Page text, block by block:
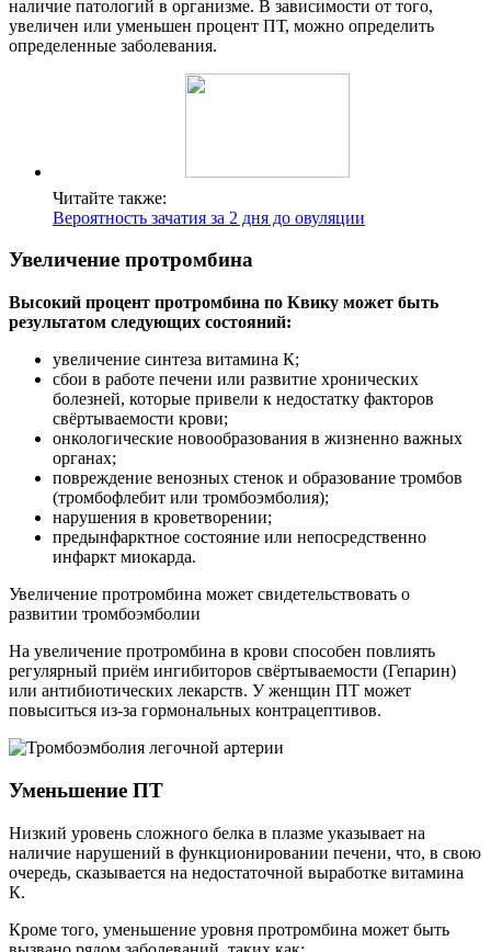
наличие патологий в организме. В зависимости от того,
увеличен или уменьшен процент ПТ, можно определить
определенные заболевания.
Читайте также:
Вероятность зачатия за 2 дня до овуляции
Увеличение протромбина
Высокий процент протромбина по Квику может быть
результатом следующих состояний:
увеличение синтеза витамина К;
сбои в работе печени или развитие хронических
болезней, которые привели к недостатку факторов
свёртываемости крови;
онкологические новообразования в жизненно важных
органах;
повреждение венозных стенок и образование тромбов
(тромбофлебит или тромбоэмболия);
нарушения в кроветворении;
предынфарктное состояние или непосредственно
инфаркт миокарда.
Увеличение протромбина может свидетельствовать о
развитии тромбоэмболии
На увеличение протромбина в крови способен повлиять
регулярный приём ингибиторов свёртываемости (Гепарин)
или антибиотических лекарств. У женщин ПТ может
повыситься из-за гормональных контрацептивов.
Уменьшение ПТ
Низкий уровень сложного белка в плазме указывает на
наличие нарушений в функционировании печени, что, в свою
очередь, сказывается на недостаточной выработке витамина
К.
Кроме того, уменьшение уровня протромбина может быть